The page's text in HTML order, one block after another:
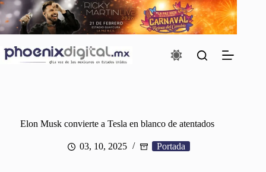
Saltar
al
contenido
Elon Musk convierte a Tesla en blanco de atentados
03, 10, 2025 Portada